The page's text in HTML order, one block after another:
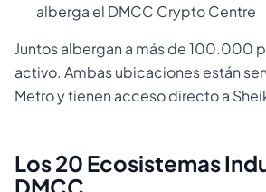
alberga el DMCC Crypto Centre
Juntos albergan a más de 100.000
activo. Ambas ubicaciones están
Metro y tienen acceso directo a
Los 20 Ecosistemas
DMCC